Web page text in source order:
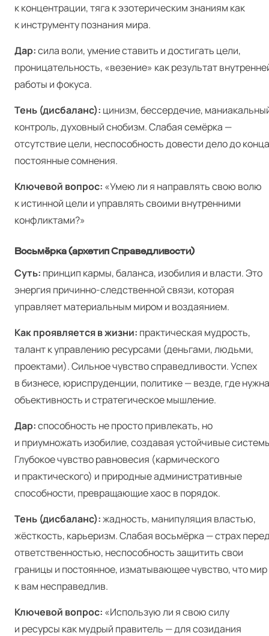
к концентрации, тяга к эзотерическим знаниям как
к инструменту познания мира.
Дар:сила воли, умение ставить и достигать цели,
проницательность, «везение» как результат
работы и фокуса.
Тень (дисбаланс): цинизм, бессердечие,
контроль, духовный снобизм. Слабая семёрка —
отсутствие цели, неспособность довести дело до
постоянные сомнения.
Ключевой вопрос: «Умею ли я направлять свою волю
к истинной цели и управлять своими внутренними
конфликтами?»
Восьмёрка (архетип Справедливости)
Суть: принцип кармы, баланса, изобилия и власти. Это
энергия причинно-следственной связи, которая
управляет материальным миром и воздаянием.
Как проявляется в жизни: практическая мудрость,
талант к управлению ресурсами (деньгами, людьми,
проектами). Сильное чувство справедливости. Успех
в бизнесе, юриспруденции, политике — везде, где нужна
объективность и стратегическое мышление.
Дар:способность не просто привлекать, но
и приумножать изобилие, создавая устойчивые
Глубокое чувство равновесия (кармического
и практического) и природные административные
способности, превращающие хаос в порядок.
Тень (дисбаланс):жадность, манипуляция властью,
жёсткость, карьеризм. Слабая восьмёрка — страх
ответственностью, неспособность защитить свои
границы и постоянное, изматывающее чувство, что мир
к вам несправедлив.
Ключевой вопрос: «Использую ли я свою силу
и ресурсы как мудрый правитель — для созидания